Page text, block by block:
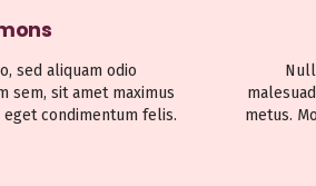
sed aliquam odio
sem, sit amet maximus
condimentum felis.
metus.